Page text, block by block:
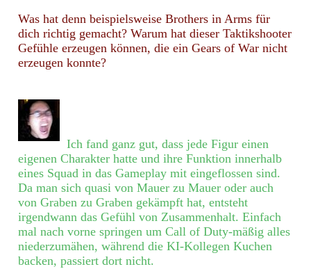
Was hat denn beispielsweise Brothers in Arms für
dich richtig gemacht? Warum hat dieser Taktikshooter
Gefühle erzeugen können, die ein Gears of War nicht
erzeugen konnte?
Ich fand ganz gut, dass jede Figur einen
eigenen Charakter hatte und ihre Funktion innerhalb
eines Squad in das Gameplay mit eingeflossen sind.
Da man sich quasi von Mauer zu Mauer oder auch
von Graben zu Graben gekämpft hat, entsteht
irgendwann das Gefühl von Zusammenhalt. Einfach
mal nach vorne springen um Call of Duty-mäßig alles
niederzumähen, während die KI-Kollegen Kuchen
backen, passiert dort nicht.